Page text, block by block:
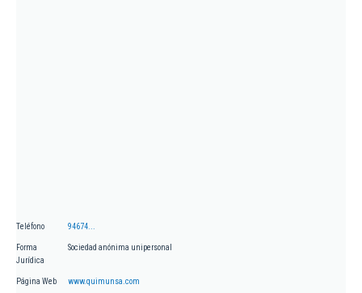
Teléfono 94674...
Forma
Jurídica
Sociedad anónima unipersonal
Página Web www.quimunsa.com